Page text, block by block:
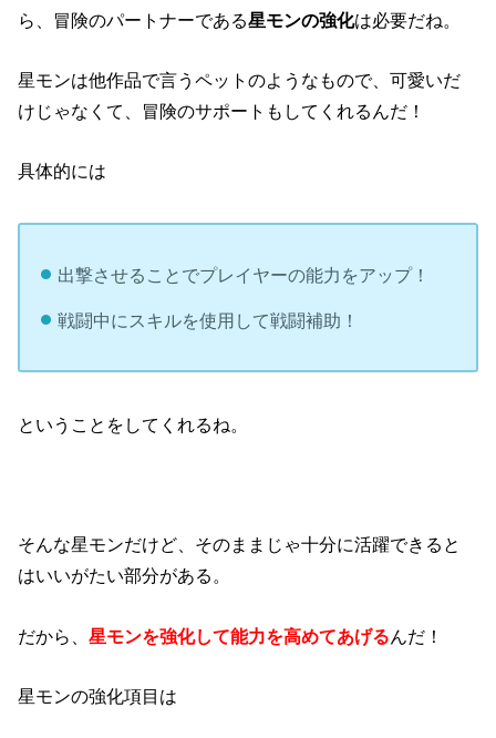
ら、冒険のパートナーである星モンの強化は必要だね。
星モンは他作品で言うペットのようなもので、可愛いだ
けじゃなくて、冒険のサポートもしてくれるんだ！
具体的には
出撃させることでプレイヤーの能力をアップ！
戦闘中にスキルを使用して戦闘補助！
ということをしてくれるね。
そんな星モンだけど、そのままじゃ十分に活躍できると
はいいがたい部分がある。
だから、星モンを強化して能力を高めてあげるんだ！
星モンの強化項目は